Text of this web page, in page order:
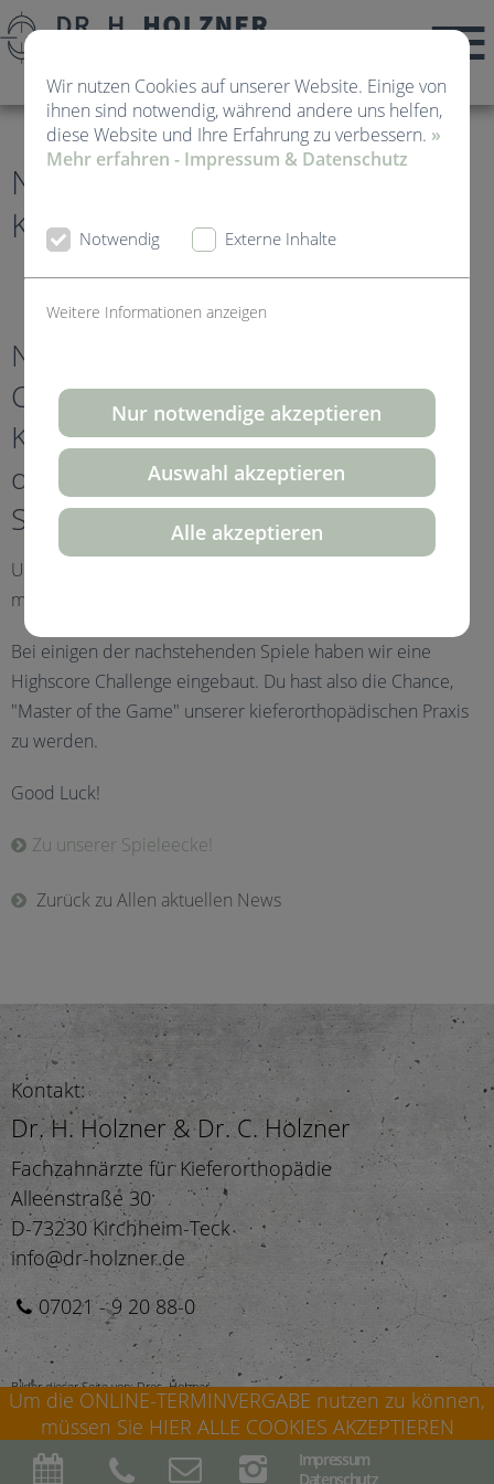
Wir nutzen Cookies auf unserer Website. Einige von
ihnen sind notwendig, während andere uns helfen,
diese Website und Ihre Erfahrung zu verbessern. »
Mehr erfahren - Impressum & Datenschutz
Notwendig Externe Inhalte
Weitere Informationen anzeigen
Nur notwendige akzeptieren
Auswahl akzeptieren
Alle akzeptieren
Impressum
Datenschutz
Um die ONLINE-TERMINVERGABE nutzen zu können,
müssen Sie HIER ALLE COOKIES AKZEPTIEREN
News von Kieferorthopädie
Kirchheim Teck
NEU! Game-
Corner -
Kämpft um
den High-
Score!
Unsere neue Spieleecke für Kinder ist jetzt im Netz. Mach
mit und werde der "Master of the Game"!
Bei einigen der nachstehenden Spiele haben wir eine
Highscore Challenge eingebaut. Du hast also die Chance,
"Master of the Game" unserer kieferorthopädischen Praxis
zu werden.
Good Luck!
Zu unserer Spieleecke!
Zurück zu Allen aktuellen News
Kontakt:
Dr. H. Holzner & Dr. C. Holzner
Fachzahnärzte für Kieferorthopädie
Alleenstraße 30
D-73230 Kirchheim-Teck
info@dr-holzner.de
07021 - 9 20 88-0
Bilder dieser Seite von: Dres. Holzner ·
©2026 Fachzahnärzte für Kieferorthopädie · Dr. Harald Holzner & Dr. Carolin Holzner ·